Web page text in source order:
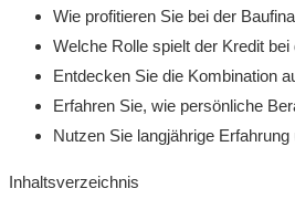
Wie profitieren Sie bei der
Welche Rolle spielt der Kredit
Entdecken Sie die Kombination
Erfahren Sie, wie persönliche
Nutzen Sie langjährige
Inhaltsverzeichnis